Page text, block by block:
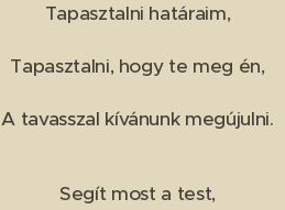
Tapasztalni határaim,
Tapasztalni, hogy te meg én,
A tavasszal kívánunk megújulni.
Segít most a test,